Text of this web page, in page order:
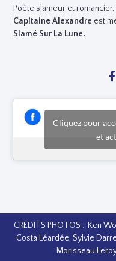
Poète slameur et romancier,
Capitaine Alexandre est
Slamé Sur La Lune.
Cliquez pour
et
CRÉDITS PHOTOS : Ken
Costa Léardée, Sylvie
Morisseau